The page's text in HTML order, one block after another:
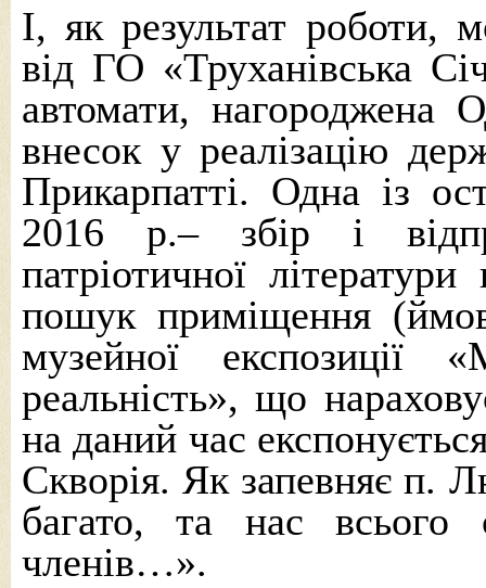
І, як результат роботи,
від ГО «Труханівська
автомати, нагороджена
внесок у реалізацію
Прикарпатті. Одна із
2016 р.– збір і
патріотичної
пошук приміщення
музейної
реальність», що
на даний час
Скворія. Як запевняє п.
багато, та нас
членів…».